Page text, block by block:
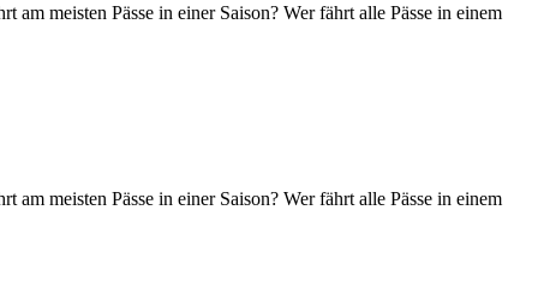
meisten Pässe in einer Saison? Wer fährt alle Pässe in einem
meisten Pässe in einer Saison? Wer fährt alle Pässe in einem